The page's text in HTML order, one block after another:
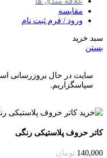
مقایسه
ورود / فرم ثبت نام
سبد خرید
بستن
سایت در حال بروزرسانی
سپاسگزاریم.
کاتر حروف پلاستیکی رنگی
140,000 تومان